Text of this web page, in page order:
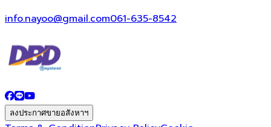
info.nayoo@gmail.com061-635-8542
ลงประกาศขายอสังหาฯ